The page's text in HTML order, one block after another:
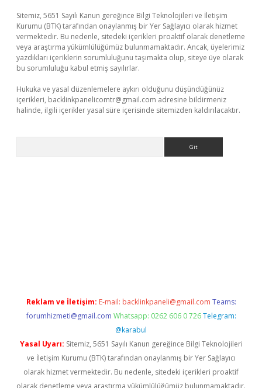
Sitemiz, 5651 Sayılı Kanun gereğince Bilgi Teknolojileri ve İletişim
Kurumu (BTK) tarafından onaylanmış bir Yer Sağlayıcı olarak hizmet
vermektedir. Bu nedenle, sitedeki içerikleri proaktif olarak denetleme
veya araştırma yükümlülüğümüz bulunmamaktadır. Ancak, üyelerimiz
yazdıkları içeriklerin sorumluluğunu taşımakta olup, siteye üye olarak
bu sorumluluğu kabul etmiş sayılırlar.
Hukuka ve yasal düzenlemelere aykırı olduğunu düşündüğünüz
içerikleri, backlinkpanelicomtr@gmail.com adresine bildirmeniz
halinde, ilgili içerikler yasal süre içerisinde sitemizden kaldırılacaktır.
Reklam ve İletişim: E-mail: backlinkpaneli@gmail.com Teams:
forumhizmeti@gmail.com Whatsapp: 0262 606 0 726 Telegram:
@karabul
Yasal Uyarı: Sitemiz, 5651 Sayılı Kanun gereğince Bilgi Teknolojileri
ve İletişim Kurumu (BTK) tarafından onaylanmış bir Yer Sağlayıcı
olarak hizmet vermektedir. Bu nedenle, sitedeki içerikleri proaktif
olarak denetleme veya araştırma yükümlülüğümüz bulunmamaktadır.